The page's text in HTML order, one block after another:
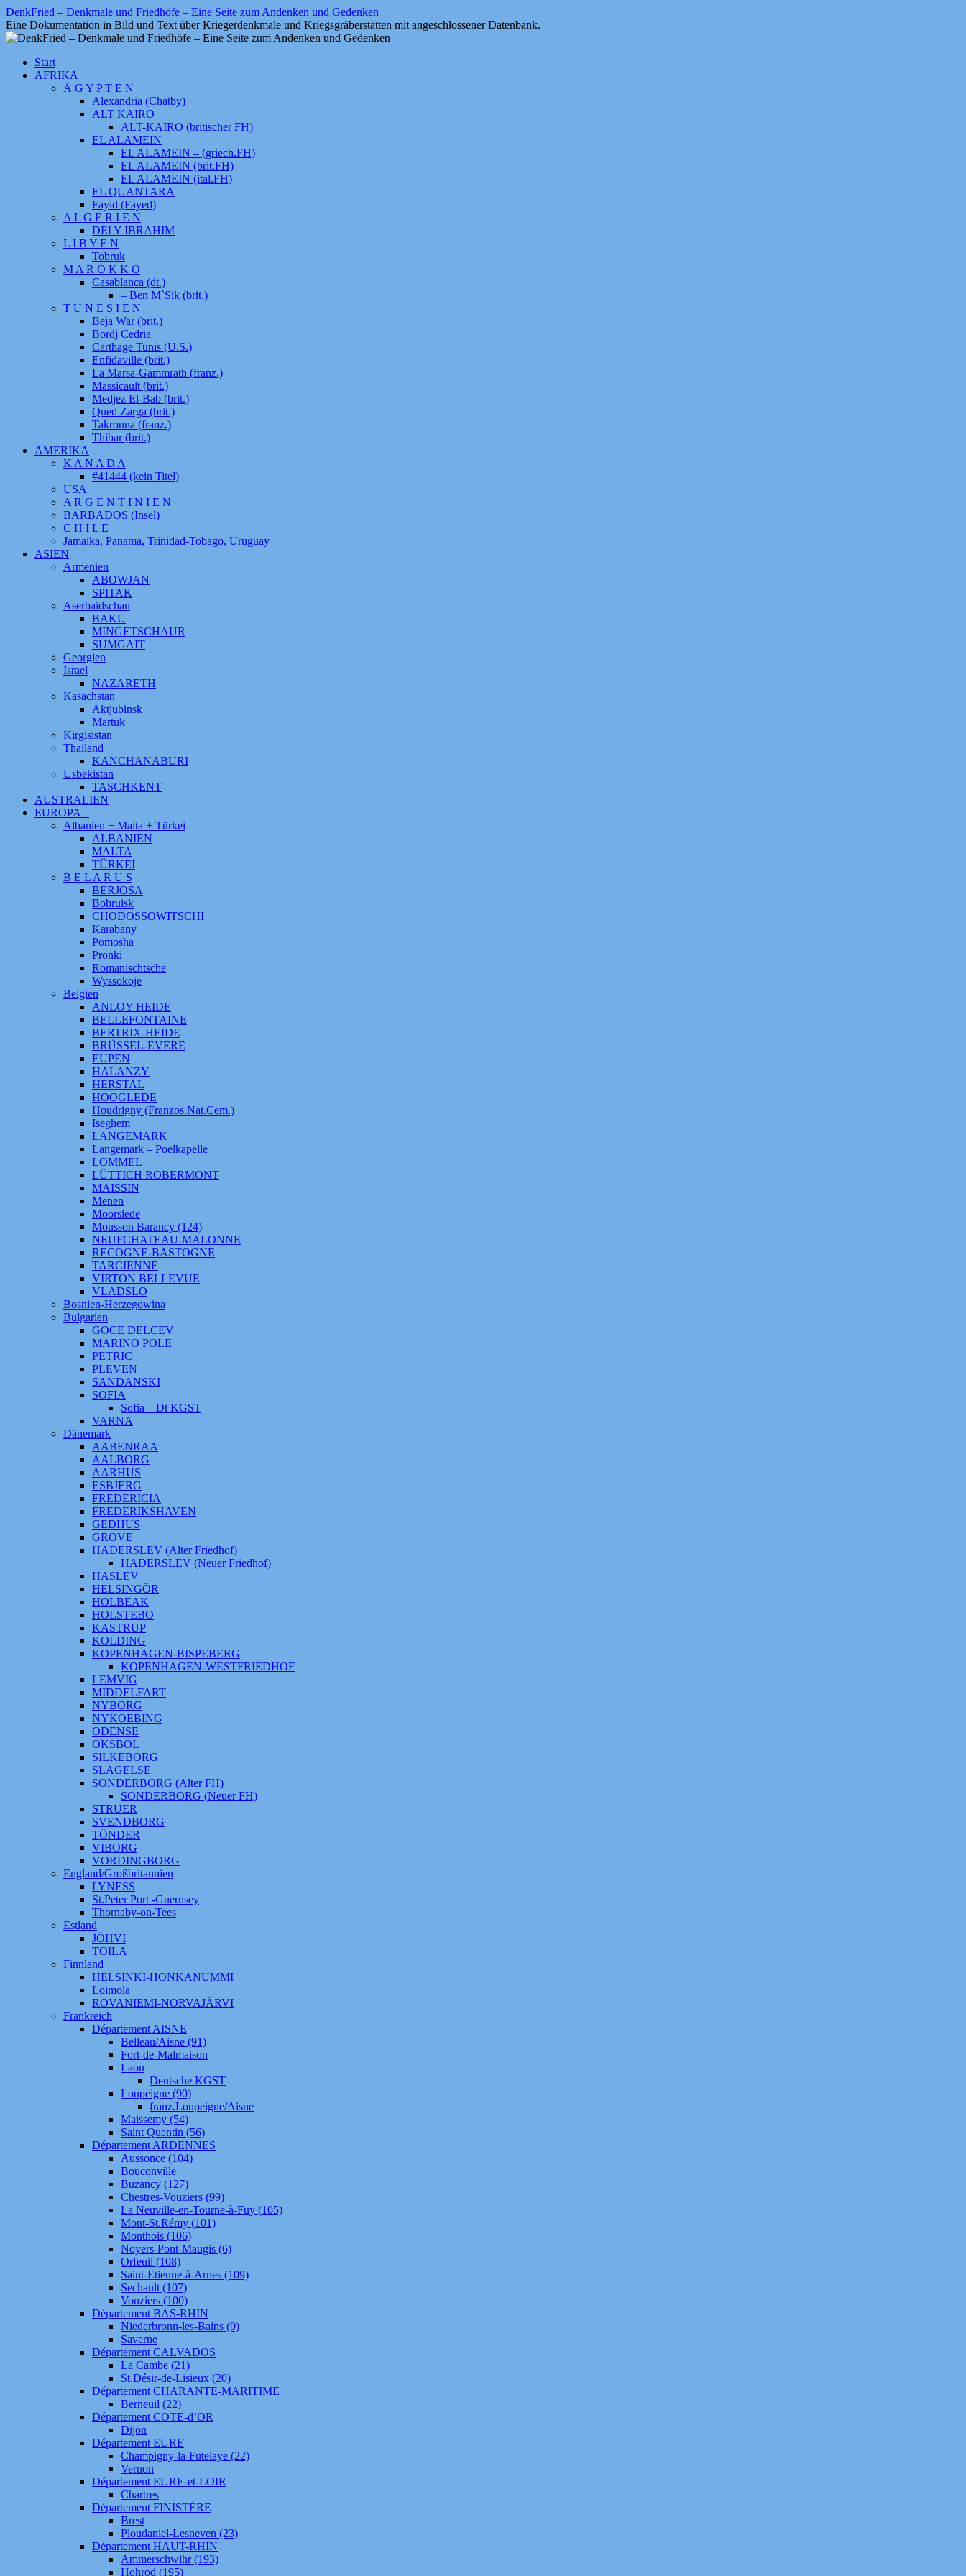
Zum
Inhalt
springen
DenkFried – Denkmale und Friedhöfe – Eine Seite zum Andenken und Gedenken
Eine Dokumentation in Bild und Text über Kriegerdenkmale und Kriegsgräberstätten mit angeschlossener Datenbank.
Start
AFRIKA
Ä G Y P T E N
Alexandria (Chatby)
ALT KAIRO
ALT-KAIRO (britischer FH)
EL ALAMEIN
EL ALAMEIN – (griech.FH)
EL ALAMEIN (brit.FH)
EL ALAMEIN (ital.FH)
EL QUANTARA
Fayid (Fayed)
A L G E R I E N
DELY IBRAHIM
L I B Y E N
Tobruk
M A R O K K O
Casablanca (dt.)
– Ben M`Sik (brit.)
T U N E S I E N
Beja War (brit.)
Bordj Cedria
Carthage Tunis (U.S.)
Enfidaville (brit.)
La Marsa-Gammrath (franz.)
Massicault (brit.)
Medjez El-Bab (brit.)
Qued Zarga (brit.)
Takrouna (franz.)
Thibar (brit.)
AMERIKA
K A N A D A
#41444 (kein Titel)
USA
A R G E N T I N I E N
BARBADOS (Insel)
C H I L E
Jamaika, Panama, Trinidad-Tobago, Uruguay
ASIEN
Armenien
ABOWJAN
SPITAK
Aserbaidschan
BAKU
MINGETSCHAUR
SUMGAIT
Georgien
Israel
NAZARETH
Kasachstan
Aktjubinsk
Martuk
Kirgisistan
Thailand
KANCHANABURI
Usbekistan
TASCHKENT
AUSTRALIEN
EUROPA –
Albanien + Malta + Türkei
ALBANIEN
MALTA
TÜRKEI
B E L A R U S
BERJOSA
Bobruisk
CHODOSSOWITSCHI
Karabany
Pomosha
Pronki
Romanischtsche
Wyssokoje
Belgien
ANLOY HEIDE
BELLEFONTAINE
BERTRIX-HEIDE
BRÜSSEL-EVERE
EUPEN
HALANZY
HERSTAL
HOOGLEDE
Houdrigny (Franzos.Nat.Cem.)
Iseghem
LANGEMARK
Langemark – Poelkapelle
LOMMEL
LÜTTICH ROBERMONT
MAISSIN
Menen
Moorslede
Mousson Barancy (124)
NEUFCHATEAU-MALONNE
RECOGNE-BASTOGNE
TARCIENNE
VIRTON BELLEVUE
VLADSLO
Bosnien-Herzegowina
Bulgarien
GOCE DELCEV
MARINO POLE
PETRIC
PLEVEN
SANDANSKI
SOFIA
Sofia – Dt KGST
VARNA
Dänemark
AABENRAA
AALBORG
AARHUS
ESBJERG
FREDERICIA
FREDERIKSHAVEN
GEDHUS
GROVE
HADERSLEV (Alter Friedhof)
HADERSLEV (Neuer Friedhof)
HASLEV
HELSINGÖR
HOLBEAK
HOLSTEBO
KASTRUP
KOLDING
KOPENHAGEN-BISPEBERG
KOPENHAGEN-WESTFRIEDHOF
LEMVIG
MIDDELFART
NYBORG
NYKOEBING
ODENSE
OKSBÖL
SILKEBORG
SLAGELSE
SONDERBORG (Alter FH)
SONDERBORG (Neuer FH)
STRUER
SVENDBORG
TÖNDER
VIBORG
VORDINGBORG
England/Großbritannien
LYNESS
St.Peter Port -Guernsey
Thornaby-on-Tees
Estland
JÖHVI
TOILA
Finnland
HELSINKI-HONKANUMMI
Loimola
ROVANIEMI-NORVAJÄRVI
Frankreich
Département AISNE
Belleau/Aisne (91)
Fort-de-Malmaison
Laon
Deutsche KGST
Loupeigne (90)
franz.Loupeigne/Aisne
Maissemy (54)
Saint Quentin (56)
Département ARDENNES
Aussonce (104)
Bouconville
Buzancy (127)
Chestres-Vouziers (99)
La Neuville-en-Tourne-à-Fuy (105)
Mont-St.Rémy (101)
Monthois (106)
Noyers-Pont-Maugis (6)
Orfeuil (108)
Saint-Etienne-à-Arnes (109)
Sechault (107)
Vouziers (100)
Département BAS-RHIN
Niederbronn-les-Bains (9)
Saverne
Département CALVADOS
La Cambe (21)
St.Désir-de-Lisieux (20)
Département CHARANTE-MARITIME
Berneuil (22)
Département COTE-d’OR
Dijon
Département EURE
Champigny-la-Futelaye (22)
Vernon
Département EURE-et-LOIR
Chartres
Département FINISTÈRE
Brest
Ploudaniel-Lesneven (23)
Département HAUT-RHIN
Ammerschwihr (193)
Hohrod (195)